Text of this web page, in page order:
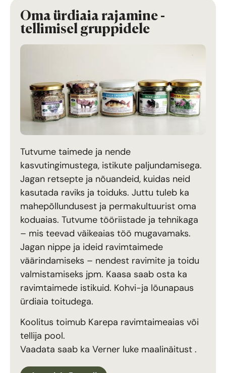
Oma ürdiaia rajamine -
tellimisel gruppidele
Tutvume taimede ja nende
kasvutingimustega, istikute paljundamisega.
Jagan retsepte ja nõuandeid, kuidas neid
kasutada raviks ja toiduks. Juttu tuleb ka
mahepõllundusest ja permakultuurist oma
koduaias. Tutvume tööriistade ja tehnikaga
– mis teevad väikeaias töö mugavamaks.
Jagan nippe ja ideid ravimtaimede
väärindamiseks – nendest ravimite ja toidu
valmistamiseks jpm. Kaasa saab osta ka
ravimtaimede istikuid. Kohvi-ja lõunapaus
ürdiaia toitudega.
Koolitus toimub Karepa ravimtaimeaias või
tellija pool.
Vaadata saab ka Verner luke maalinäitust .